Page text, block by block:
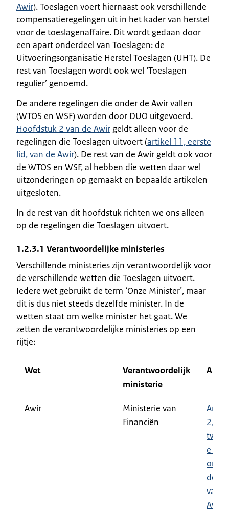
Awir). Toeslagen voert hiernaast ook verschillende
compensatieregelingen uit in het kader van herstel
voor de toeslagenaffaire. Dit wordt gedaan door
een apart onderdeel van Toeslagen: de
Uitvoeringsorganisatie Herstel Toeslagen (UHT). De
rest van Toeslagen wordt ook wel ‘Toeslagen
regulier’ genoemd.
De andere regelingen die onder de Awir vallen
(WTOS en WSF) worden door DUO uitgevoerd.
Hoofdstuk 2 van de Awir geldt alleen voor de
regelingen die Toeslagen uitvoert (artikel 11, eerste
lid, van de Awir). De rest van de Awir geldt ook voor
de WTOS en WSF, al hebben die wetten daar wel
uitzonderingen op gemaakt en bepaalde artikelen
uitgesloten.
In de rest van dit hoofdstuk richten we ons alleen
op de regelingen die Toeslagen uitvoert.
1.2.3.1 Verantwoordelijke ministeries
Verschillende ministeries zijn verantwoordelijk voor
de verschillende wetten die Toeslagen uitvoert.
Iedere wet gebruikt de term ‘Onze Minister’, maar
dit is dus niet steeds dezelfde minister. In de
wetten staat om welke minister het gaat. We
zetten de verantwoordelijke ministeries op een
rijtje:
Wet
Verantwoordelijk
ministerie
Awir
Ministerie van
Financiën
2,
e lid,
onder
deel
van
Awir